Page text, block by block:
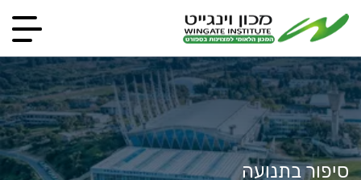
סיפור בתנועה